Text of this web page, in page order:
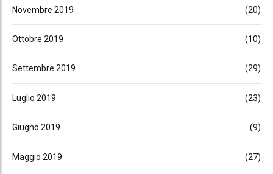
Novembre 2019 (20)
Ottobre 2019 (10)
Settembre 2019 (29)
Luglio 2019 (23)
Giugno 2019 (9)
Maggio 2019 (27)